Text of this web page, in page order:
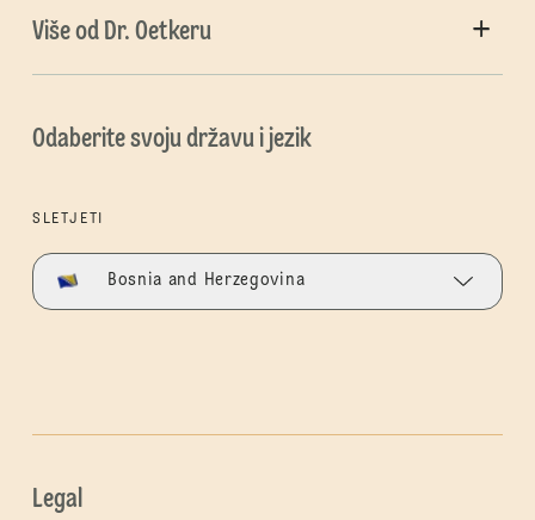
Više od Dr. Oetkeru
Odaberite svoju državu i jezik
SLETJETI
Bosnia and Herzegovina
Legal